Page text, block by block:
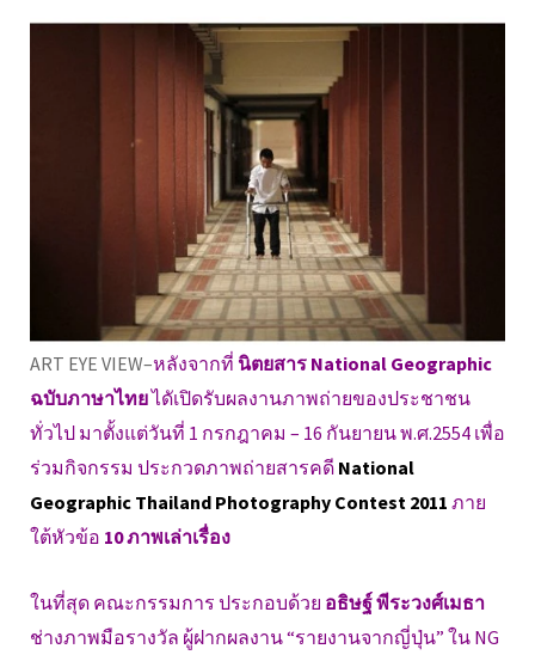
ART EYE VIEW–หลังจากที่ นิตยสาร National Geographic
ฉบับภาษาไทยไดัเปิดรับผลงานภาพถ่ายของประชาชน
ทั่วไป มาตั้งแต่วันที่ 1 กรกฎาคม – 16 กันยายน พ.ศ.2554 เพื่อ
ร่วมกิจกรรม ประกวดภาพถ่ายสารคดี National
Geographic Thailand Photography Contest 2011 ภาย
ใต้หัวข้อ 10 ภาพเล่าเรื่อง
ในที่สุด คณะกรรมการ ประกอบด้วย อธิษฐ์ พีระวงศ์เมธา
ช่างภาพมือรางวัล ผู้ฝากผลงาน “รายงานจากญี่ปุ่น” ใน NG